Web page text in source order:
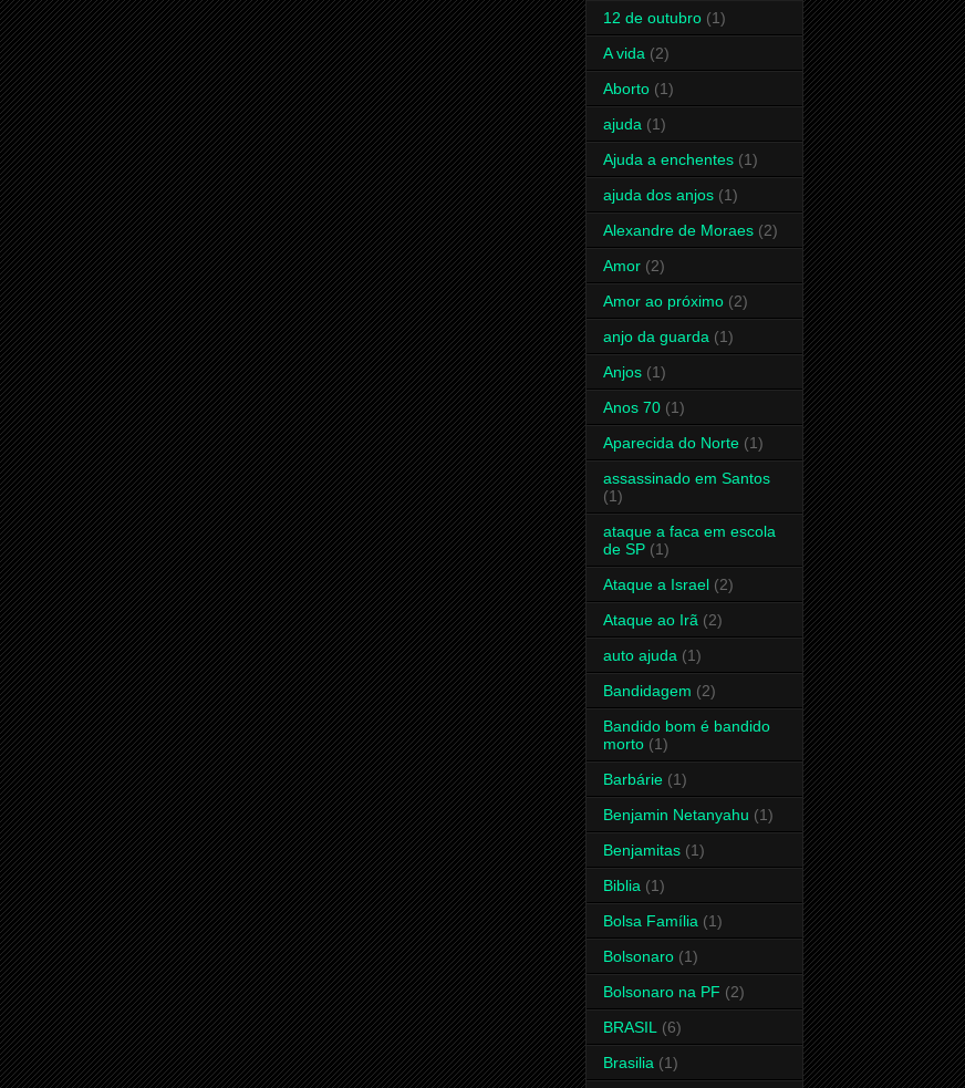
12 de outubro (1)
A vida (2)
Aborto (1)
ajuda (1)
Ajuda a enchentes (1)
ajuda dos anjos (1)
Alexandre de Moraes (2)
Amor (2)
Amor ao próximo (2)
anjo da guarda (1)
Anjos (1)
Anos 70 (1)
Aparecida do Norte (1)
assassinado em Santos
(1)
ataque a faca em escola
de SP (1)
Ataque a Israel (2)
Ataque ao Irã (2)
auto ajuda (1)
Bandidagem (2)
Bandido bom é bandido
morto (1)
Barbárie (1)
Benjamin Netanyahu (1)
Benjamitas (1)
Biblia (1)
Bolsa Família (1)
Bolsonaro (1)
Bolsonaro na PF (2)
BRASIL (6)
Brasilia (1)